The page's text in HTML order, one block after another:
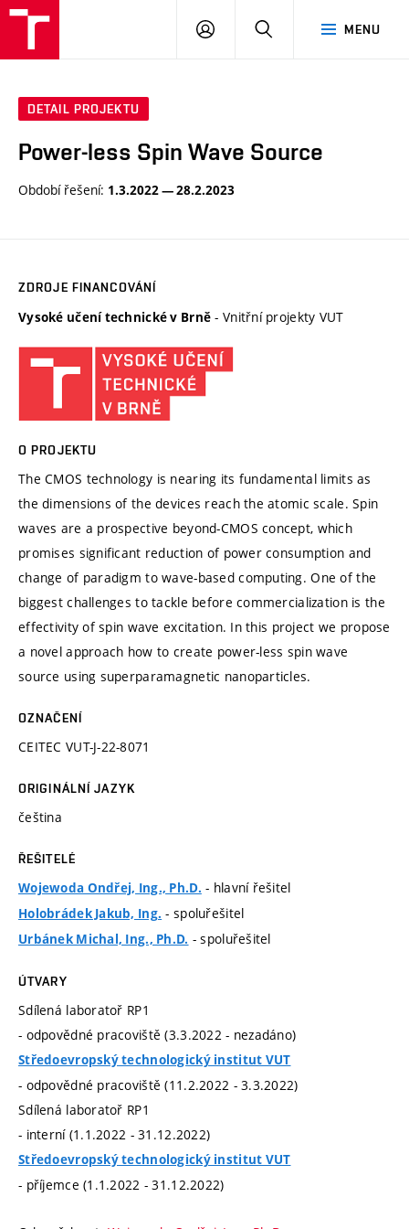
MENU
PŘIHLÁSIT
DETAIL PROJEKTU
Power-less Spin Wave Source
Období řešení: 1.3.2022 — 28.2.2023
ZDROJE FINANCOVÁNÍ
Vysoké učení technické v Brně - Vnitřní projekty VUT
O PROJEKTU
The CMOS technology is nearing its fundamental limits as
the dimensions of the devices reach the atomic scale. Spin
waves are a prospective beyond-CMOS concept, which
promises significant reduction of power consumption and
change of paradigm to wave-based computing. One of the
biggest challenges to tackle before commercialization is the
effectivity of spin wave excitation. In this project we propose
a novel approach how to create power-less spin wave
source using superparamagnetic nanoparticles.
OZNAČENÍ
CEITEC VUT-J-22-8071
ORIGINÁLNÍ JAZYK
čeština
ŘEŠITELÉ
Wojewoda Ondřej, Ing., Ph.D. - hlavní řešitel
Holobrádek Jakub, Ing. - spoluřešitel
Urbánek Michal, Ing., Ph.D. - spoluřešitel
ÚTVARY
Sdílená laboratoř RP1
- odpovědné pracoviště (3.3.2022 - nezadáno)
Středoevropský technologický institut VUT
- odpovědné pracoviště (11.2.2022 - 3.3.2022)
Sdílená laboratoř RP1
- interní (1.1.2022 - 31.12.2022)
Středoevropský technologický institut VUT
- příjemce (1.1.2022 - 31.12.2022)